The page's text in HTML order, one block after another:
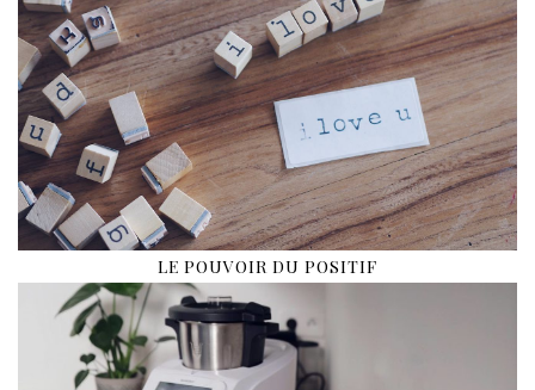
LE POUVOIR DU POSITIF